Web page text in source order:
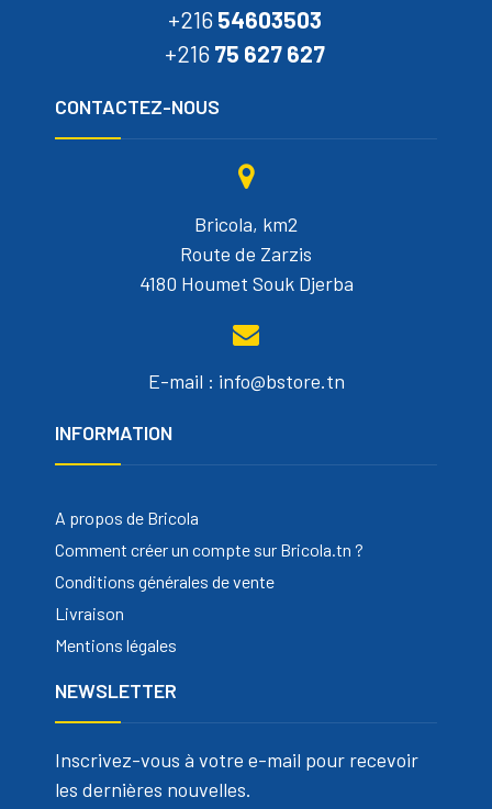
+216 54603503
+216 75 627 627
CONTACTEZ-NOUS
Bricola, km2
Route de Zarzis
4180 Houmet Souk Djerba
E-mail : info@bstore.tn
INFORMATION
A propos de Bricola
Comment créer un compte sur Bricola.tn ?
Conditions générales de vente
Livraison
Mentions légales
NEWSLETTER
Inscrivez-vous à votre e-mail pour recevoir
les dernières nouvelles.